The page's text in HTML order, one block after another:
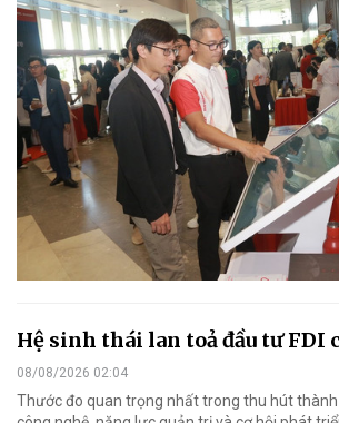
Hệ sinh thái lan toả đầu tư FDI
08/08/2026 02:04
Thước đo quan trọng nhất trong thu hút thành